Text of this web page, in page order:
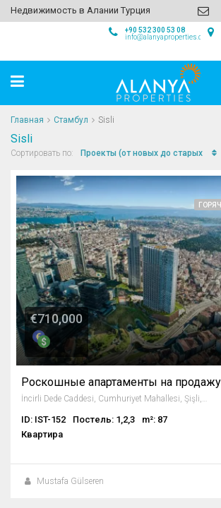
Недвижимость в Алании Турция
+90 532 300 53 08
info@alanyaproperties.com
Главная Стамбул Sisli
Sisli
Сортировать по: Проекты (от новых до старых
€710,000
İncirli Dede Caddesi, Cumhuriyet Mahallesi, Şişli, İstanbul, Marmara Bölgesi, 34380, Türkiye
ID: IST-152 Постель: 1,2,3
m²: 87
Квартира
Mustafa Gülseren